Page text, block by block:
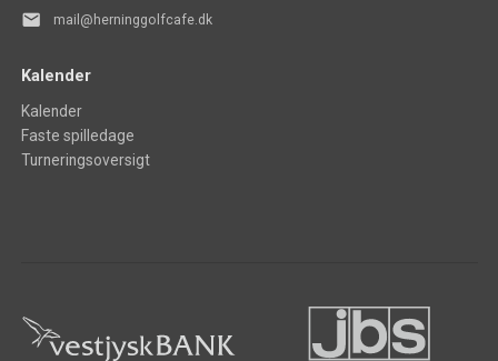
mail mail@herninggolfcafe.dk
Kalender
Kalender
Faste spilledage
Turneringsoversigt